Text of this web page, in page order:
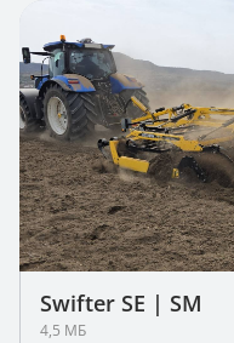
Swifter SE | SM
4,5 МБ